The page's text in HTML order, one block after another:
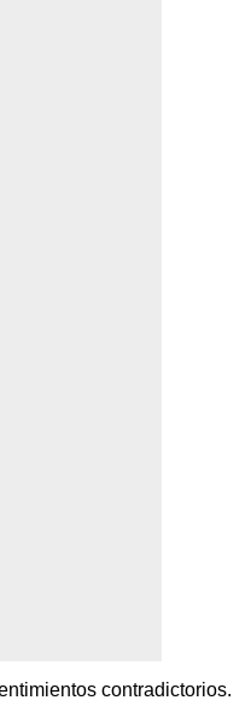
contradictorios.